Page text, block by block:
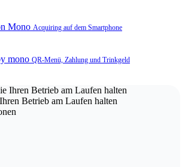
Mono Acquiring auf dem Smartphone
mono QR‑Menü, Zahlung und Trinkgeld
Betrieb am Laufen halten